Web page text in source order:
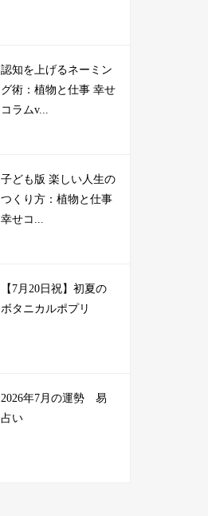
認知を上げるネーミン
グ術：植物と仕事 幸せ
コラムv...
子ども版 楽しい人生の
つくり方：植物と仕事
幸せコ...
【7月20日祝】初夏の
ボタニカルポプリ
2026年7月の運勢 易
占い